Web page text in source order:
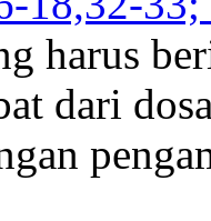
harus
dari